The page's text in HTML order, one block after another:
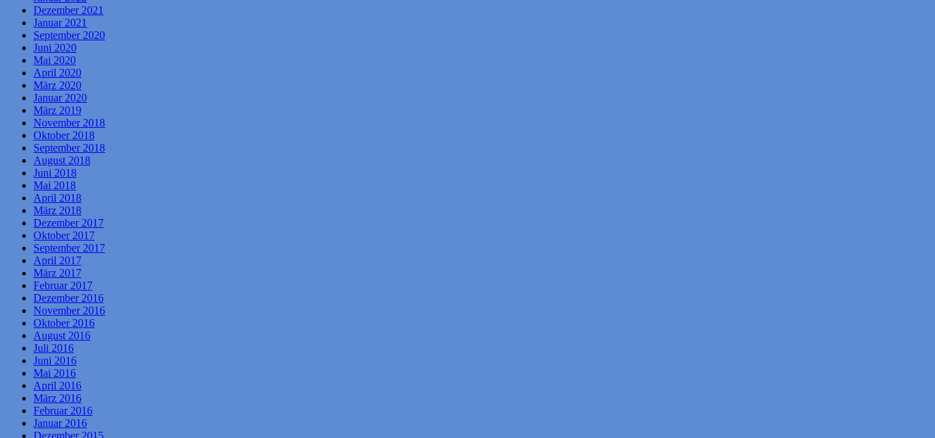
Dezember 2021
Januar 2021
September 2020
Juni 2020
Mai 2020
April 2020
März 2020
Januar 2020
März 2019
November 2018
Oktober 2018
September 2018
August 2018
Juni 2018
Mai 2018
April 2018
März 2018
Dezember 2017
Oktober 2017
September 2017
April 2017
März 2017
Februar 2017
Dezember 2016
November 2016
Oktober 2016
August 2016
Juli 2016
Juni 2016
Mai 2016
April 2016
März 2016
Februar 2016
Januar 2016